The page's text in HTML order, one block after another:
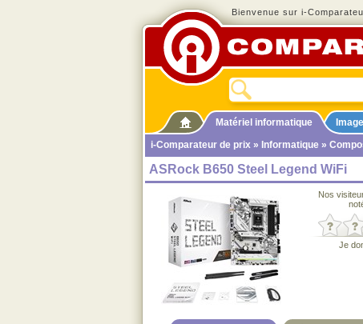
Bienvenue sur i-
Matériel informatique
i-Comparateur de prix » Informatique »
ASRock B650 Steel Legend WiFi
Nos
Je